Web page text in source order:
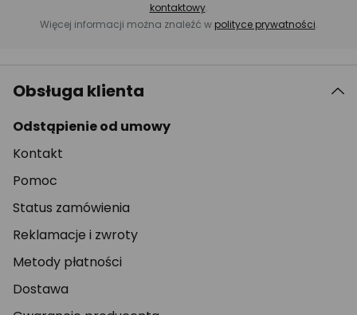
kontaktowy.
Więcej informacji można znaleźć w polityce prywatności.
Obsługa klienta
Odstąpienie od umowy
Kontakt
Pomoc
Status zamówienia
Reklamacje i zwroty
Metody płatności
Dostawa